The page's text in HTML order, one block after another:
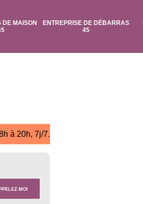
DE MAISON
ENTREPRISE DE DÉBARRAS
45
à 20h, 7j/7.